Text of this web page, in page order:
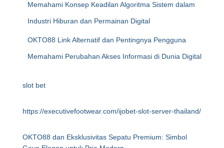
Memahami Konsep Keadilan Algoritma Sistem dalam
Industri Hiburan dan Permainan Digital
OKTO88 Link Alternatif dan Pentingnya Pengguna
Memahami Perubahan Akses Informasi di Dunia Digital
slot bet
https://executivefootwear.com/ijobet-slot-server-thailand/
OKTO88 dan Eksklusivitas Sepatu Premium: Simbol